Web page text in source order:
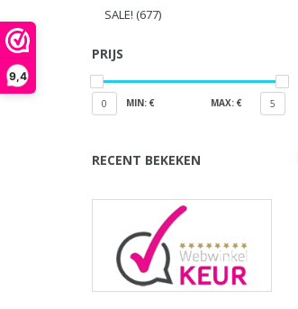
9,4
SALE! (677)
PRIJS
0 MIN: € MAX: € 5
RECENT BEKEKEN